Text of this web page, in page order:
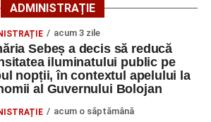
testat cu aparatul etilotest, rezultatul
cercetările pentru stabilirea tuturor
s-a produs accidentul, în cadrul unui
pentru săvârșirea infracțiunii de
din culpă.
ADMINISTRAȚIE
acum 3 zile
Sebeș a decis să reducă
iluminatului public pe
nopții, în contextul apelului la
al Guvernului Bolojan
acum o săptămână